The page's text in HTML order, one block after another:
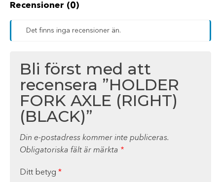
Recensioner (0)
Det finns inga recensioner än.
Bli först med att
recensera ”HOLDER
FORK AXLE (RIGHT)
(BLACK)”
Din e-postadress kommer inte publiceras.
Obligatoriska fält är märkta *
Ditt betyg *